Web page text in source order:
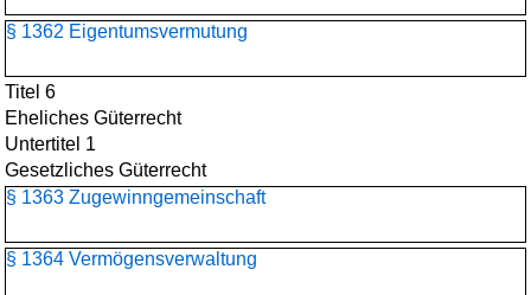
§ 1362 Eigentumsvermutung
Titel 6
Eheliches Güterrecht
Untertitel 1
Gesetzliches Güterrecht
§ 1363 Zugewinngemeinschaft
§ 1364 Vermögensverwaltung